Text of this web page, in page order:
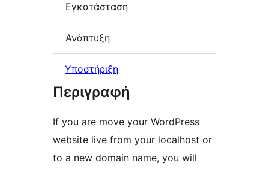
Εγκατάσταση
Ανάπτυξη
Υποστήριξη
Περιγραφή
If you are move your WordPress
website live from your localhost or
to a new domain name, you will